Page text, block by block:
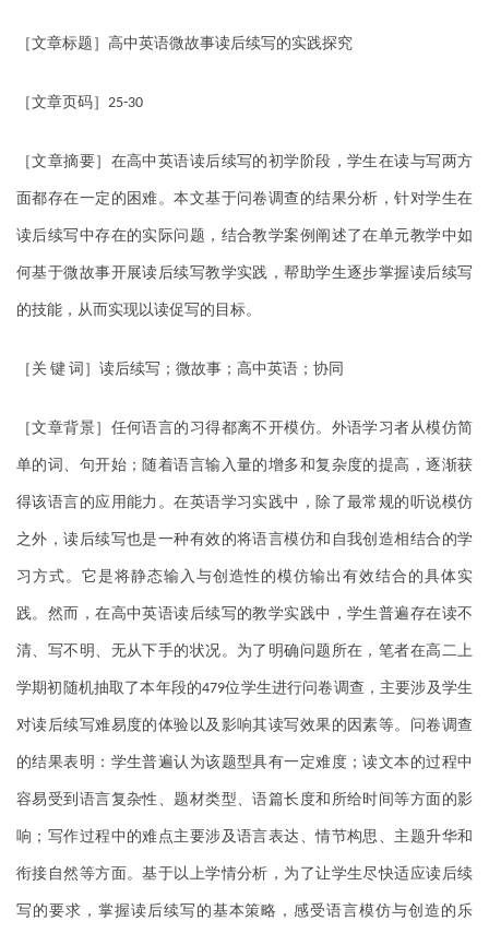
［文章标题］高中英语微故事读后续写的实践探究
［文章页码］ 25-30
［文章摘要］在高中英语读后续写的初学阶段，学生在读与写两方
面都存在一定的困难。本文基于问卷调查的结果分析，针对学生在
读后续写中存在的实际问题，结合教学案例阐述了在单元教学中如
何基于微故事开展读后续写教学实践，帮助学生逐步掌握读后续写
的技能，从而实现以读促写的目标。
［关 键 词］读后续写；微故事；高中英语；协同
［文章背景］任何语言的习得都离不开模仿。外语学习者从模仿简
单的词、句开始；随着语言输入量的增多和复杂度的提高，逐渐获
得该语言的应用能力。在英语学习实践中，除了最常规的听说模仿
之外，读后续写也是一种有效的将语言模仿和自我创造相结合的学
习方式。它是将静态输入与创造性的模仿输出有效结合的具体实
践。然而，在高中英语读后续写的教学实践中，学生普遍存在读不
清、写不明、无从下手的状况。为了明确问题所在，笔者在高二上
学期初随机抽取了本年段的479位学生进行问卷调查，主要涉及学生
对读后续写难易度的体验以及影响其读写效果的因素等。问卷调查
的结果表明：学生普遍认为该题型具有一定难度；读文本的过程中
容易受到语言复杂性、题材类型、语篇长度和所给时间等方面的影
响；写作过程中的难点主要涉及语言表达、情节构思、主题升华和
衔接自然等方面。基于以上学情分析，为了让学生尽快适应读后续
写的要求，掌握读后续写的基本策略，感受语言模仿与创造的乐